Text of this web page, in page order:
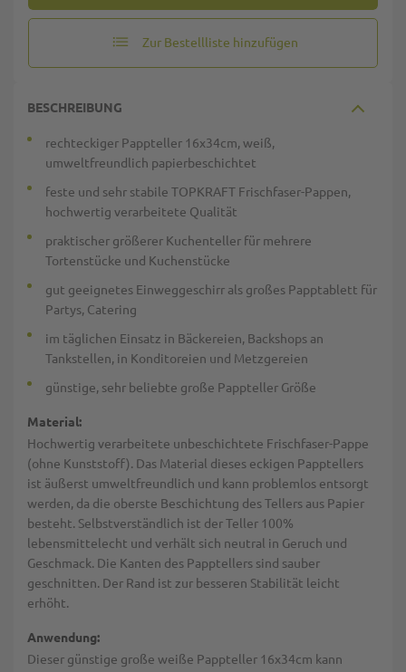
Zur Bestellliste hinzufügen
BESCHREIBUNG
rechteckiger Pappteller 16x34cm, weiß,
umweltfreundlich papierbeschichtet
feste und sehr stabile TOPKRAFT Frischfaser-Pappen,
hochwertig verarbeitete Qualität
praktischer größerer Kuchenteller für mehrere
Tortenstücke und Kuchenstücke
gut geeignetes Einweggeschirr als großes Papptablett für
Partys, Catering
im täglichen Einsatz in Bäckereien, Backshops an
Tankstellen, in Konditoreien und Metzgereien
günstige, sehr beliebte große Pappteller Größe
Material:
Hochwertig verarbeitete unbeschichtete Frischfaser-Pappe
(ohne Kunststoff). Das Material dieses eckigen Papptellers
ist äußerst umweltfreundlich und kann problemlos entsorgt
werden, da die oberste Beschichtung des Tellers aus Papier
besteht. Selbstverständlich ist der Teller 100%
lebensmittelecht und verhält sich neutral in Geruch und
Geschmack. Die Kanten des Papptellers sind sauber
geschnitten. Der Rand ist zur besseren Stabilität leicht
erhöht.
Anwendung:
Dieser günstige große weiße Pappteller 16x34cm kann